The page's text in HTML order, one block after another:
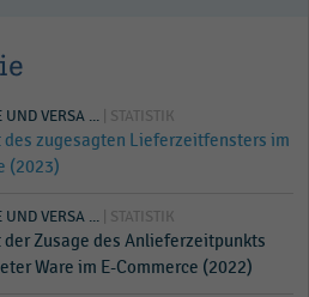
UND VERSA ... | STATISTIK
des zugesagten Lieferzeitfensters im
(2023)
UND VERSA ... | STATISTIK
der Zusage des Anlieferzeitpunkts
Ware im E-Commerce (2022)